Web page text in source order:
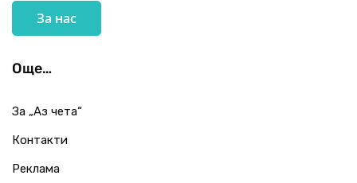
За нас
Още…
За „Аз чета“
Контакти
Реклама